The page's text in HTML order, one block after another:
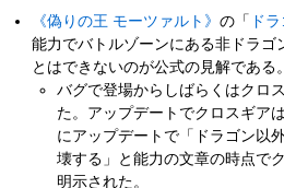
《偽りの王 モーツァルト》の「 ド
能力でバトルゾーンにある非ドラゴ
とはできないのが公式の見解である。
バグで登場からしばらくはクロ
た。アップデートでクロスギア
にアップデートで「ドラゴン以
壊する」と能力の文章の時点で
明示された。